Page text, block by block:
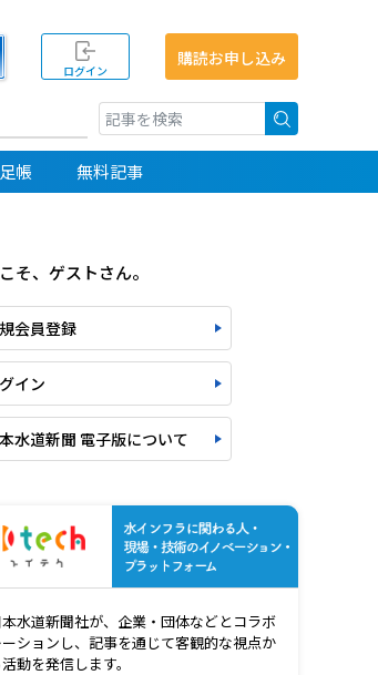
ログイン
購読お申し込み
帳 無料記事
追加
追加
そ、ゲストさん。
会員登録
イン
水道新聞 電子版について
本水道新聞社が、企業・団体などとコラボ
ーションし、記事を通じて客観的な視点か
動を発信します。